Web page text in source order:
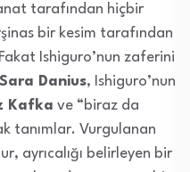
tarafından hiçbir
bir kesim tarafından
Ishiguro’nun zaferini
Sara Danius, Ishiguro’nun
Kafka ve “biraz da
tanımlar. Vurgulanan
ayrıcalığı belirleyen bir